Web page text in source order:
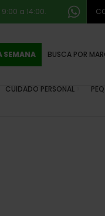
a 14:00.
SEMANA BUSCA POR
CUIDADO PERSONAL